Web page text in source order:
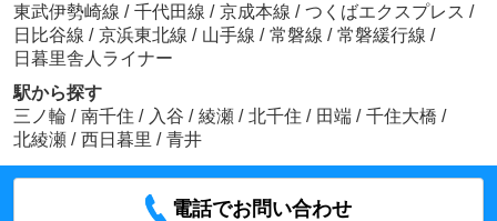
東武伊勢崎線 / 千代田線 / 京成本線 / つくばエクスプレス /
日比谷線 / 京浜東北線 / 山手線 / 常磐線 / 常磐緩行線 /
日暮里舎人ライナー
駅から探す
三ノ輪 / 南千住 / 入谷 / 綾瀬 / 北千住 / 田端 / 千住大橋 /
北綾瀬 / 西日暮里 / 青井
電話でお問い合わせ